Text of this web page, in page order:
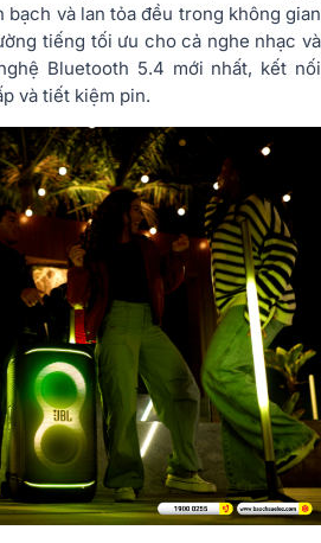
bạch và lan tỏa đều trong không gian
tiếng tối ưu cho cả nghe nhạc và
Bluetooth 5.4 mới nhất, kết nối
và tiết kiệm pin.